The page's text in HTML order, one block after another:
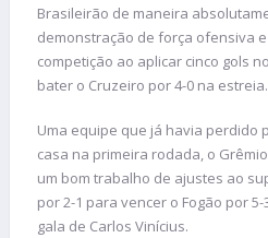
Brasileirão de maneira
demonstração de força ofensiva
competição ao aplicar cinco gols
bater o Cruzeiro por 4-0 na estreia.
Uma equipe que já havia perdido
casa na primeira rodada, o
um bom trabalho de ajustes ao
por 2-1 para vencer o Fogão por
gala de Carlos Vinícius.